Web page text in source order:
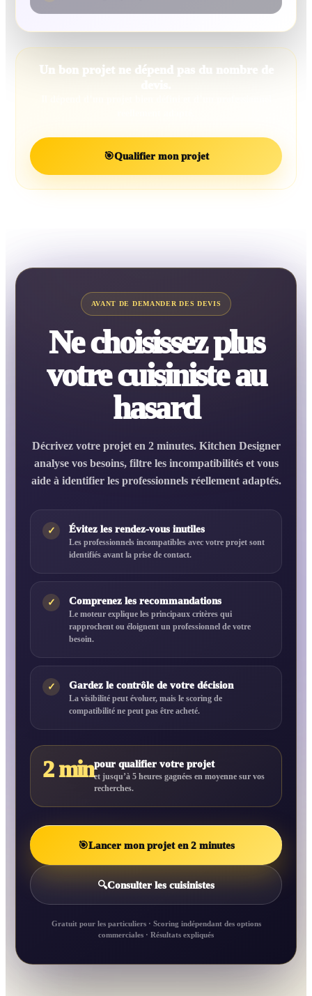
Un bon projet ne dépend pas du nombre de
🎯Qualifier mon projet
AVANT DE DEMANDER DES DEVIS
Ne choisissez plus
votre cuisiniste au
hasard
Décrivez votre projet en 2 minutes. Kitchen Designer
analyse vos besoins, filtre les incompatibilités et vous
aide à identifier les professionnels réellement adaptés.
✓ Évitez les rendez-vous inutiles
Les professionnels incompatibles avec votre projet sont
identifiés avant la prise de contact.
✓ Comprenez les recommandations
Le moteur explique les principaux critères qui
rapprochent ou éloignent un professionnel de votre
besoin.
✓ Gardez le contrôle de votre décision
La visibilité peut évoluer, mais le scoring de
compatibilité ne peut pas être acheté.
2 minpour qualifier votre projet
et jusqu’à 5 heures gagnées en moyenne sur vos
recherches.
🎯Lancer mon projet en 2 minutes
🔍Consulter les cuisinistes
Gratuit pour les particuliers · Scoring indépendant des options
commerciales · Résultats expliqués